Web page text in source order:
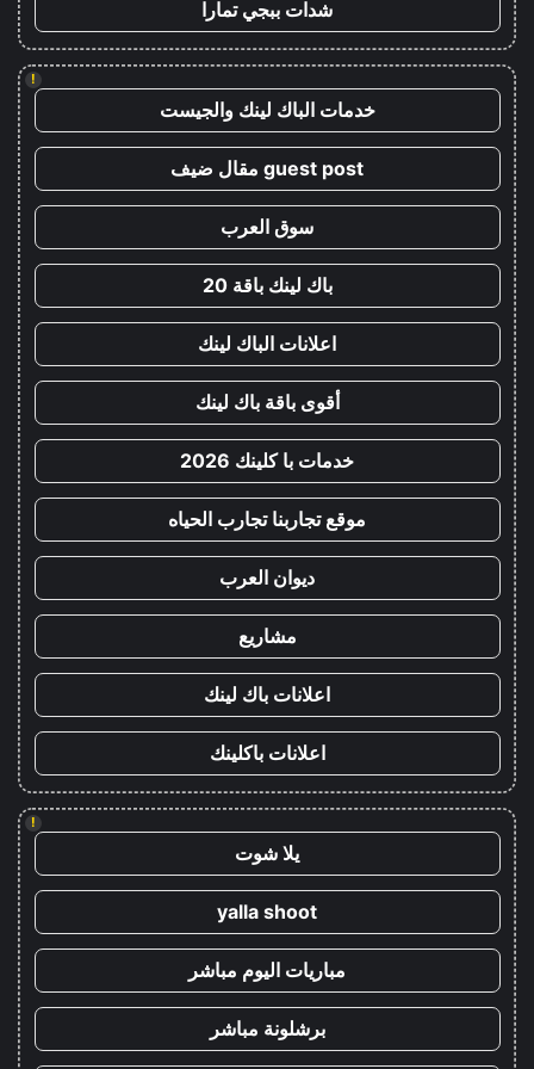
شدات ببجي تمارا
!
خدمات الباك لينك والجيست
guest post مقال ضيف
سوق العرب
باك لينك باقة 20
اعلانات الباك لينك
أقوى باقة باك لينك
خدمات با كلينك 2026
موقع تجاربنا تجارب الحياه
ديوان العرب
مشاريع
اعلانات باك لينك
اعلانات باكلينك
!
يلا شوت
yalla shoot
مباريات اليوم مباشر
برشلونة مباشر